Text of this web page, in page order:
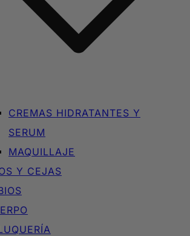
CREMAS HIDRATANTES Y
SERUM
MAQUILLAJE
Y CEJAS